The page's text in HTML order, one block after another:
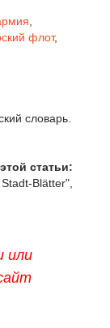
флот,
словарь.
статьи:
Blätter",
или